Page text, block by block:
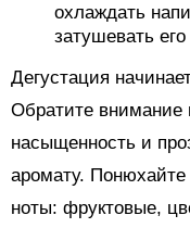
охлаждать
затушевать
Дегустация
Обратите внимание
насыщенность и
аромату. Понюхайте
ноты: фруктовые,